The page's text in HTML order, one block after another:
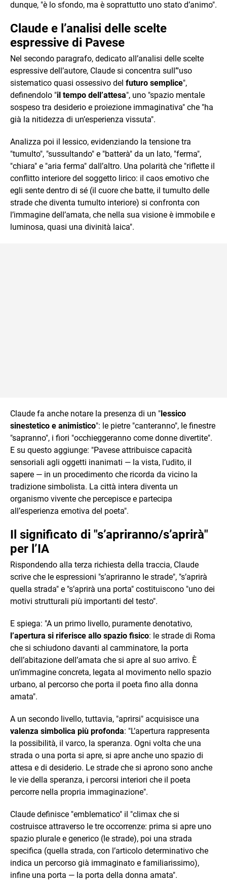
dunque, "è lo sfondo, ma è soprattutto uno stato d’animo".
Claude e l’analisi delle scelte
espressive di Pavese
Nel secondo paragrafo, dedicato all’analisi delle scelte
espressive dell’autore, Claude si concentra sull’"uso
sistematico quasi ossessivo del futuro semplice",
definendolo "il tempo dell’attesa", uno "spazio mentale
sospeso tra desiderio e proiezione immaginativa" che "ha
già la nitidezza di un’esperienza vissuta".
Analizza poi il lessico, evidenziando la tensione tra
"tumulto", "sussultando" e "batterà" da un lato, "ferma",
"chiara" e "aria ferma" dall’altro. Una polarità che "riflette il
conflitto interiore del soggetto lirico: il caos emotivo che
egli sente dentro di sé (il cuore che batte, il tumulto delle
strade che diventa tumulto interiore) si confronta con
l’immagine dell’amata, che nella sua visione è immobile e
luminosa, quasi una divinità laica".
Claude fa anche notare la presenza di un "lessico
sinestetico e animistico": le pietre "canteranno", le finestre
"sapranno", i fiori "occhieggeranno come donne divertite".
E su questo aggiunge: "Pavese attribuisce capacità
sensoriali agli oggetti inanimati — la vista, l’udito, il
sapere — in un procedimento che ricorda da vicino la
tradizione simbolista. La città intera diventa un
organismo vivente che percepisce e partecipa
all’esperienza emotiva del poeta".
Il significato di "s’apriranno/s’aprirà"
per l’IA
Rispondendo alla terza richiesta della traccia, Claude
scrive che le espressioni "s’apriranno le strade", "s’aprirà
quella strada" e "s’aprirà una porta" costituiscono "uno dei
motivi strutturali più importanti del testo".
E spiega: "A un primo livello, puramente denotativo,
l’apertura si riferisce allo spazio fisico: le strade di Roma
che si schiudono davanti al camminatore, la porta
dell’abitazione dell’amata che si apre al suo arrivo. È
un’immagine concreta, legata al movimento nello spazio
urbano, al percorso che porta il poeta fino alla donna
amata".
A un secondo livello, tuttavia, "aprirsi" acquisisce una
valenza simbolica più profonda: "L’apertura rappresenta
la possibilità, il varco, la speranza. Ogni volta che una
strada o una porta si apre, si apre anche uno spazio di
attesa e di desiderio. Le strade che si aprono sono anche
le vie della speranza, i percorsi interiori che il poeta
percorre nella propria immaginazione".
Claude definisce "emblematico" il "climax che si
costruisce attraverso le tre occorrenze: prima si apre uno
spazio plurale e generico (le strade), poi una strada
specifica (quella strada, con l’articolo determinativo che
indica un percorso già immaginato e familiarissimo),
infine una porta — la porta della donna amata".